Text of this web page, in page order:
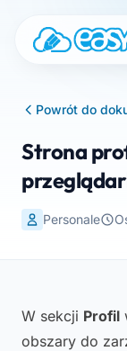
Powrót do
Strona
Personale
W sekcji Profil
obszary do